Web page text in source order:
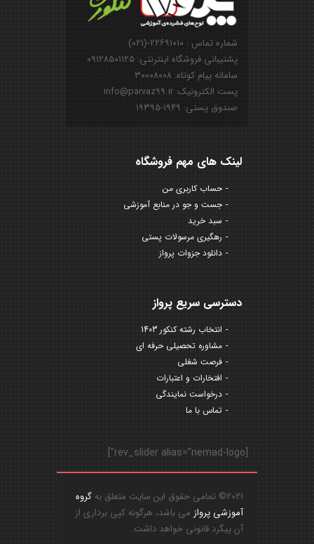
شماره تماس : ۲۲۶۹۱۰۱۰-(۰۲۱)
پشتیبانی فروشگاه اینترنتی: ۰۹۱۲۸۵۰۱۱۲۵
سامانه پیام کوتاه: ۳۰۰۰۸۰۰۸
پست الکترونیک: info@parvaz99.ir
صندوق پستی: ۱۹۴۹-۱۹۳۹۵
لینک های مهم فروشگاه
حساب کاربری من
جست و جو در منابع آموزشی
سبد خرید
رهگیری مرسولات پستی
دانلود جزوات پرواز
دسترسی سریع پرواز
انتخاب رشته کنکور 1403
مشاوره تحصیلی حرفه ای
فرصت شغلی
افتخارات و اعتبارات
درخواست نمایندگی
تماس با ما
[rev_slider alias="nemad-logo"]
2021© تمامی حقوق این سایت متعلق به
گروه
آموزشی پرواز می باشد، هرگونه کپی برداری از
آن پیگرد قانونی خواهد داشت.